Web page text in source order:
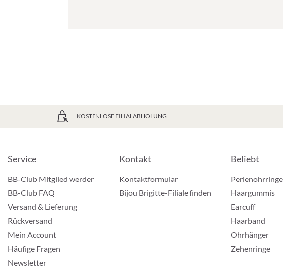
KOSTENLOSE FILIALABHOLUNG
Service
BB-Club Mitglied werden
BB-Club FAQ
Versand & Lieferung
Rückversand
Mein Account
Häufige Fragen
Newsletter
Kontakt
Kontaktformular
Bijou Brigitte-Filiale finden
Beliebt
Perlenohrringe
Haargummis
Earcuff
Haarband
Ohrhänger
Zehenringe